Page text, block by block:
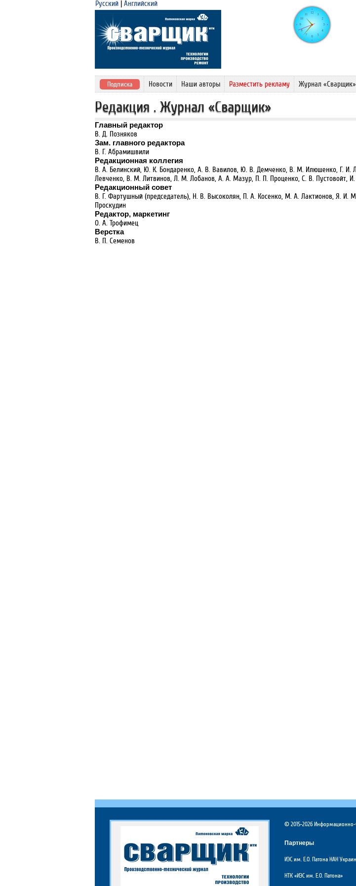
Русский Английский
Подписка Новости Наши авторы Разместить рекламу Журнал «Сварщик»
Редакция . Журнал «Сварщик»
Главный редактор
В. Д. Позняков
Зам. главного редактора
В. Г. Абрамишвили
Редакционная коллегия
В. А. Белинский, Ю. К. Бондаренко, А. В. Вавилов, Ю. В. Демченко, В. М. Илюшенко, Г. И.
Левченко, В. М. Литвинов, Л. М. Лобанов, А. А. Мазур, П. П. Проценко, C. В. Пустовойт,
Редакционный совет
В. Г. Фартушный (председатель), Н. В. Высоколян, П. А. Косенко, М. А. Лактионов, Я. И.
Проскудин
Редактор, маркетинг
О. А. Трофимец
Верстка
В. П. Семенов
© 2015-2026
Партнеры
ИЭС им. Е.О. Патона НАН
НТК «ИЭС им. Е.О. Патона»